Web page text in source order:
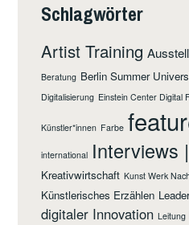
Schlagwörter
Artist Training
Beratung Berlin Summer
Digitalisierung Einstein Center Digital
Künstler*innen Farbe
international Interviews
Kreativwirtschaft Kunst Werk
Künstlerisches Erzählen
digitaler Innovation Leitung